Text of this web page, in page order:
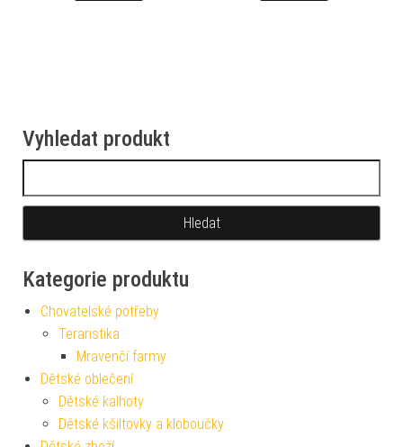
Vyhledat produkt
Kategorie produktu
Chovatelské potřeby
Teraristika
Mravenčí farmy
Dětské oblečení
Dětské kalhoty
Dětské kšiltovky a kloboučky